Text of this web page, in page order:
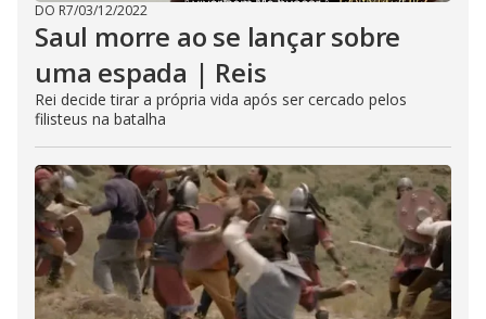
DO R7/03/12/2022
Saul morre ao se lançar sobre
uma espada | Reis
Rei decide tirar a própria vida após ser cercado pelos
filisteus na batalha